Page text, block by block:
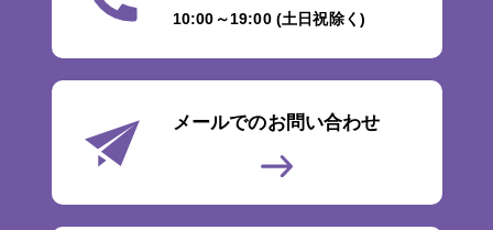
10:00～19:00 (土日祝除く)
メールでのお問い合わせ